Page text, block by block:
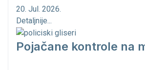
20. Jul. 2026.
Detaljnije...
Pojačane kontrole na